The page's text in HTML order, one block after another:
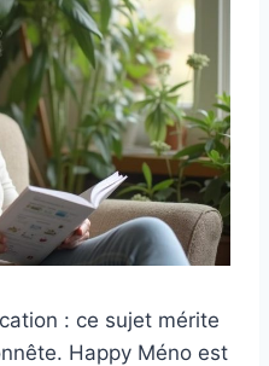
: ce sujet mérite
Happy Méno est